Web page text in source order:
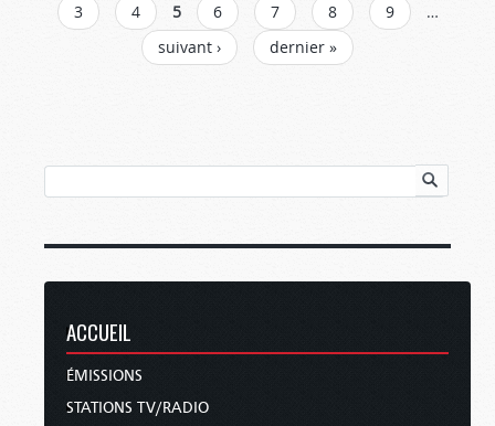
3
4 5 6 7 8 9
…
suivant ›
dernier »
ACCUEIL
ÉMISSIONS
STATIONS TV/RADIO